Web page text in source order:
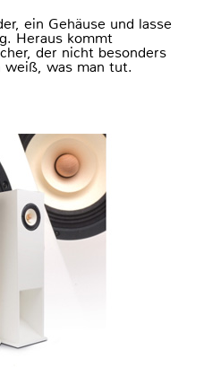
ein Gehäuse und lasse
Heraus kommt
der nicht besonders
weiß, was man tut.